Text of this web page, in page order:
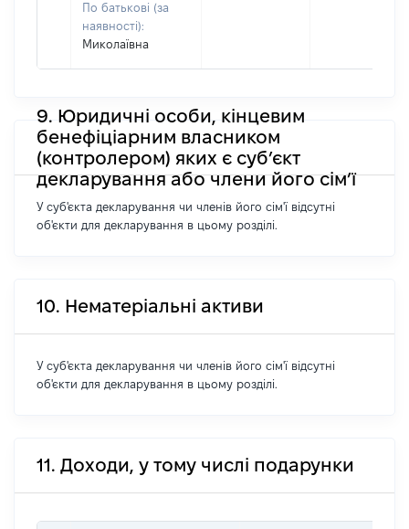
По батькові (за
наявності):
Миколаївна
9. Юридичні особи, кінцевим
бенефіціарним власником
(контролером) яких є суб’єкт
декларування або члени його сім’ї
У суб'єкта декларування чи членів його сім'ї відсутні
об'єкти для декларування в цьому розділі.
10. Нематеріальні активи
У суб'єкта декларування чи членів його сім'ї відсутні
об'єкти для декларування в цьому розділі.
11. Доходи, у тому числі подарунки